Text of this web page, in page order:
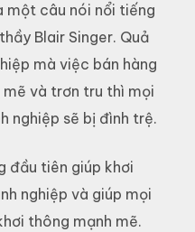
một câu nói nổi tiếng
Blair Singer. Quả
mà việc bán hàng
và trơn tru thì mọi
nghiệp sẽ bị đình trệ.
đầu tiên giúp khơi
nghiệp và giúp mọi
thông mạnh mẽ.